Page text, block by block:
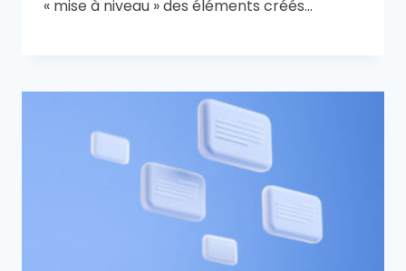
« mise à niveau » des éléments créés…